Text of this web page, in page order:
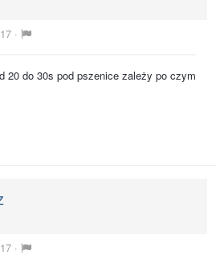
·
20 do 30s pod pszenice zależy po czym
·